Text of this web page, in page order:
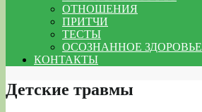
ОТНОШЕНИЯ
ПРИТЧИ
ТЕСТЫ
ОСОЗНАННОЕ ЗДОРОВЬЕ
КОНТАКТЫ
Детские травмы